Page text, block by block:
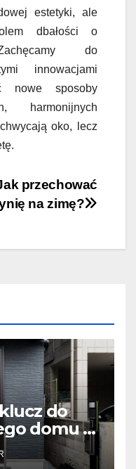
estetyki, ale
dbałości o
do
innowacjami
nowe sposoby
harmonijnych
oko, lecz
przechować
na zimę?
do
domu w